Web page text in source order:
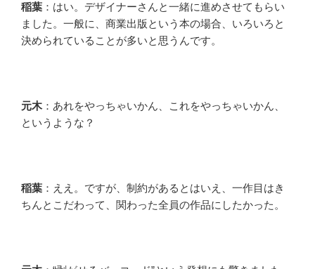
稲葉 ：はい。デザイナーさんと一緒に進めさせてもらい
ました。一般に、商業出版という本の場合、いろいろと
決められていることが多いと思うんです。
元木：あれをやっちゃいかん、これをやっちゃいかん、
というような？
稲葉 ：ええ。ですが、制約があるとはいえ、一作目はき
ちんとこだわって、関わった全員の作品にしたかった。